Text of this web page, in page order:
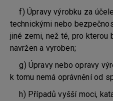
f) Úpravy výrobku za
technickými nebo
jiné zemi, než té, pro kterou
navržen a vyroben;
g) Úpravy nebo opravy
k tomu nemá oprávnění od
h) Případů vyšší moci,